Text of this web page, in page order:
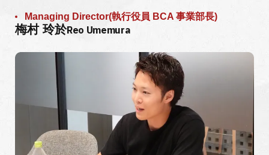
Managing Director(執行役員 BCA 事業部長)
梅村 玲於Reo Umemura